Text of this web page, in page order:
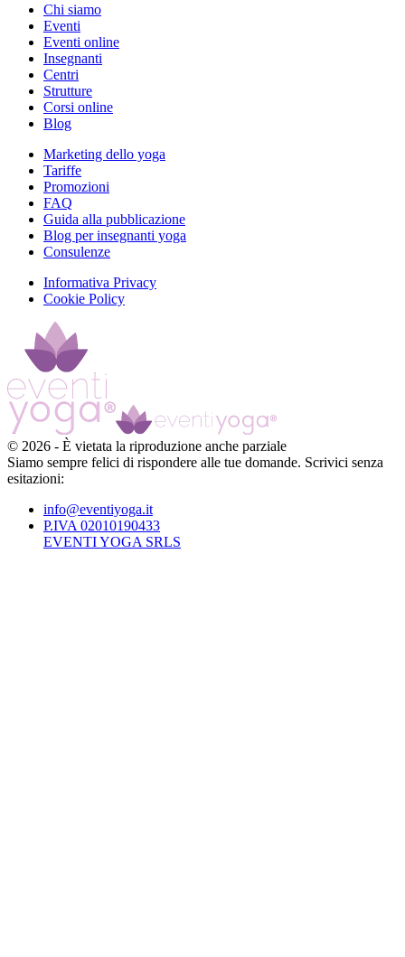
Chi siamo
Eventi
Eventi online
Insegnanti
Centri
Strutture
Corsi online
Blog
Marketing dello yoga
Tariffe
Promozioni
FAQ
Guida alla pubblicazione
Blog per insegnanti yoga
Consulenze
Informativa Privacy
Cookie Policy
© 2026 - È vietata la riproduzione anche parziale
Siamo sempre felici di rispondere alle tue domande. Scrivici senza
esitazioni:
info@eventiyoga.it
P.IVA 02010190433
EVENTI YOGA SRLS